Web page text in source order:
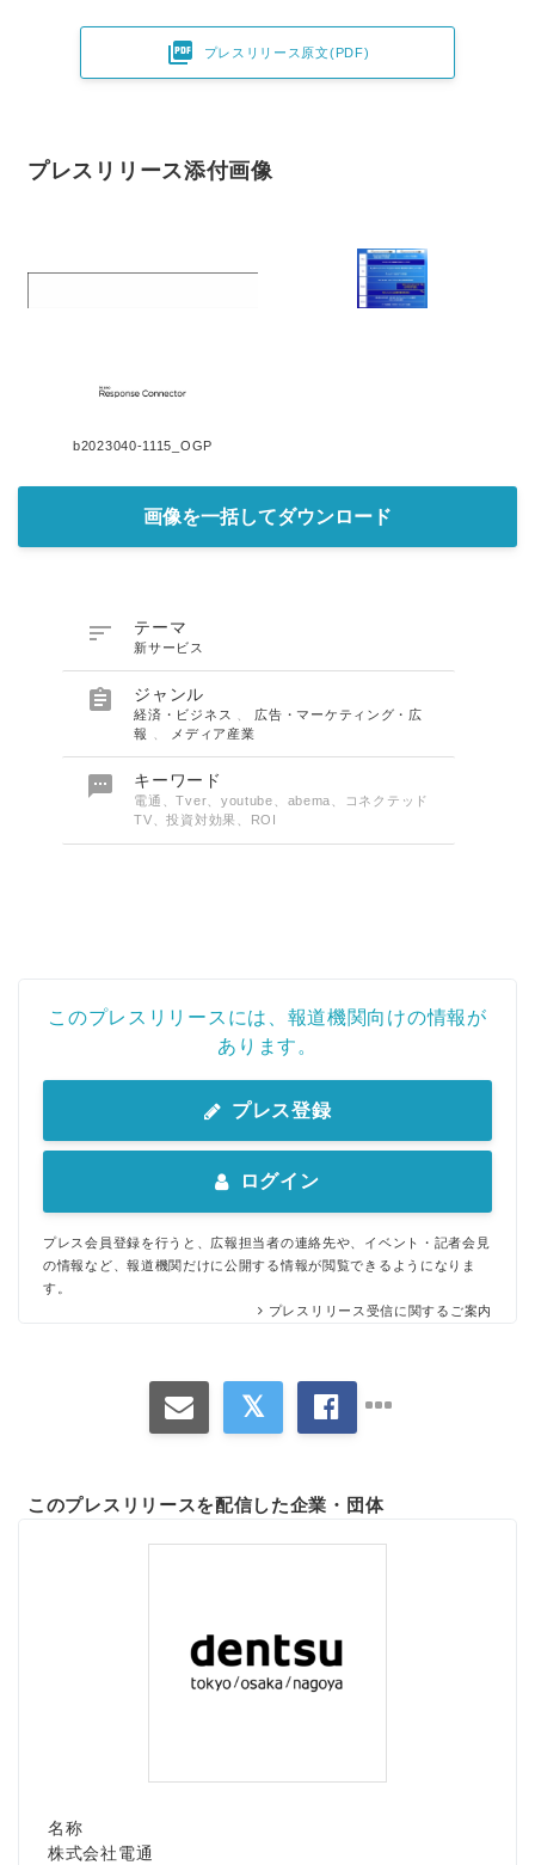
 プレスリリース原文(PDF)
プレスリリース添付画像
b2023040-1115_OGP
画像を一括してダウンロード
 テーマ
新サービス
 ジャンル
経済・ビジネス
広告・マーケティング・広
報
メディア産業
 キーワード
電通、Tver、youtube、abema、コネクテッド
TV、投資対効果、ROI
このプレスリリースには、報道機関向けの情報が
あります。
プレス登録
ログイン
プレス会員登録を行うと、広報担当者の連絡先や、イベント・記者会見
の情報など、報道機関だけに公開する情報が閲覧できるようになりま
す。
プレスリリース受信に関するご案内
このプレスリリースを配信した企業・団体
名称
株式会社電通